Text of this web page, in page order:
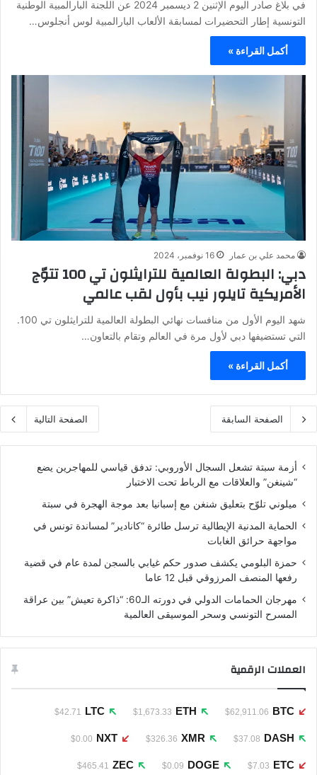
في بلاغ صادر اليوم الإثنين 2 ديسمبر 2024 عن اللجنة البارالمبية الوطنية
التونسية إطار التحضيرات لمسابقة الألعاب البارالمبية لوس أنجلوس…
أكمل القراءة »
محمد علي بن عمار 16 نوفمبر، 2024
دبي: البطولة العالمية للترايثلون تي 100 تتوّج
الأمريكية تايلور نيب بأول لقب عالمي
شهد اليوم الأول من منافسات نهائي البطولة العالمية للترايثلون تي 100.
التي تستضيفها دبي لأول مرة في العالم وتقام بالتعاون…
أكمل القراءة »
الصفحة السابقة الصفحة التالية
أزمة سبتة تشعل السجال الأوروبي: تدفق قياسي للمهاجرين يضع
“شينغن” والعلاقات مع الرباط تحت الاختبار
ميلوني تلوّح بتعليق شنغن مع إسبانيا بعد موجة الهجرة في سبتة
الحماية المدنية الإيطالية ترسل طائرة “كانادير” لمساندة تونس في
مواجهة حرائق الغابات
حمزة البلومي يكشف صدور حكم غيابي بالسجن لمدة عام في قضية
رفعها المنصف المرزوقي قبل 12 عاما
مهرجان الحمامات الدولي في دورته الـ60: “ذاكرة تعيش” بين عراقة
المسرح التونسي وسحر الموسيقى العالمية
العملات الرقمية
BTC
$62,911.06
ETH
$1,673.33
LTC
$42.71
DASH
$37.08
XMR
$326.36
NXT
$0.00
ETC
$7.03
DOGE
$0.09
ZEC
$465.41